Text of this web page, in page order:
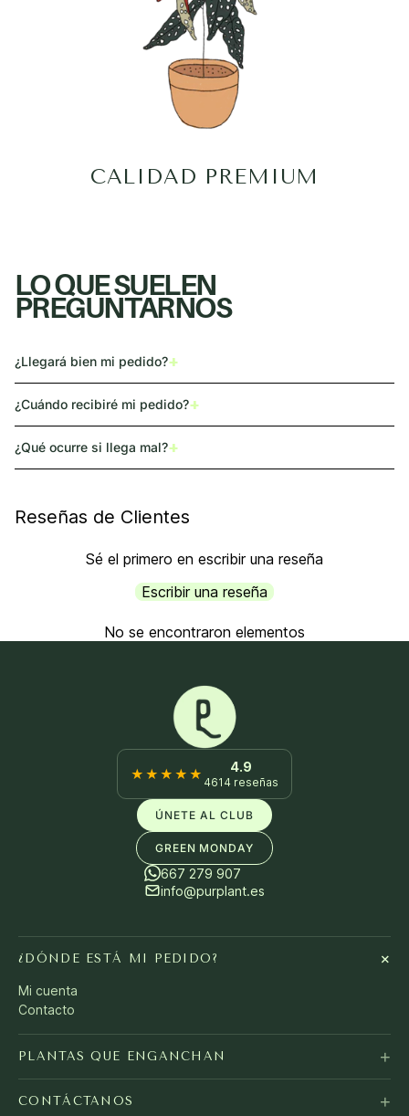
CALIDAD PREMIUM
LO QUE SUELEN
PREGUNTARNOS
¿Llegará bien mi pedido?+
¿Cuándo recibiré mi pedido?+
¿Qué ocurre si llega mal?+
Reseñas de Clientes
Sé el primero en escribir una reseña
Escribir una reseña
No se encontraron elementos
★★★★★ 4.9
4614 reseñas
ÚNETE AL CLUB
GREEN MONDAY
667 279 907
info@purplant.es
¿DÓNDE ESTÁ MI PEDIDO? +
Mi cuenta
Contacto
PLANTAS QUE ENGANCHAN +
CONTÁCTANOS +